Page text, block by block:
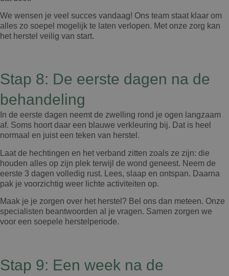
We wensen je veel succes vandaag! Ons team staat klaar om
alles zo soepel mogelijk te laten verlopen. Met onze zorg kan
het herstel veilig van start.
Stap 8: De eerste dagen na de
behandeling
In de eerste dagen neemt de zwelling rond je ogen langzaam
af. Soms hoort daar een blauwe verkleuring bij. Dat is heel
normaal en juist een teken van herstel.
Laat de hechtingen en het verband zitten zoals ze zijn: die
houden alles op zijn plek terwijl de wond geneest. Neem de
eerste 3 dagen volledig rust. Lees, slaap en ontspan. Daarna
pak je voorzichtig weer lichte activiteiten op.
Maak je je zorgen over het herstel? Bel ons dan meteen. Onze
specialisten beantwoorden al je vragen. Samen zorgen we
voor een soepele herstelperiode.
Stap 9: Een week na de